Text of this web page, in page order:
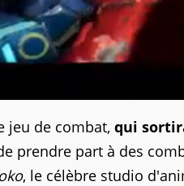
jeu de combat, qui
prendre part à des
, le célèbre studio